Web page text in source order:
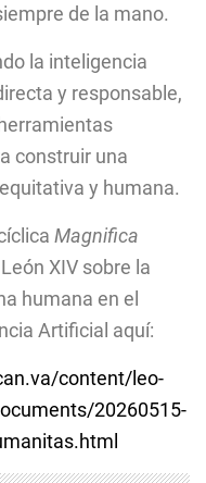
de la mano.
la inteligencia
y responsable,
construir una
y humana.
Magnifica
XIV sobre la
humana en el
Artificial aquí:
content/leo-
20260515-